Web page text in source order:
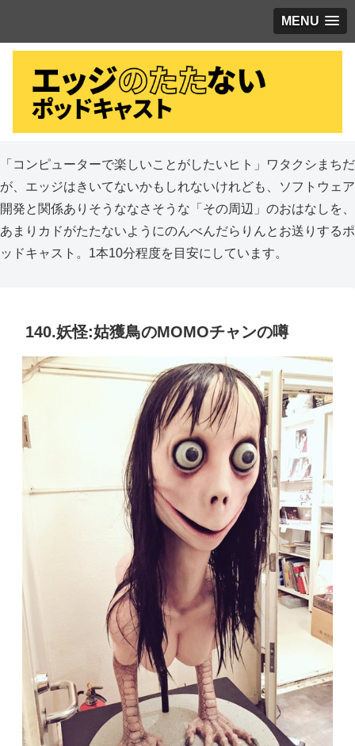
MENU
「コンピューターで楽しいことがしたいヒト」ワタクシまちだ
が、エッジはきいてないかもしれないけれども、ソフトウェア
開発と関係ありそうななさそうな「その周辺」のおはなしを、
あまりカドがたたないようにのんべんだらりんとお送りするポ
ッドキャスト。1本10分程度を目安にしています。
140.妖怪:姑獲鳥のMOMOチャンの噂